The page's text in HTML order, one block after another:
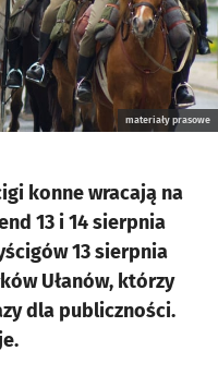
materiały prasowe
konne wracają na
13 i 14 sierpnia
13 sierpnia
Ułanów, którzy
dla publiczności.